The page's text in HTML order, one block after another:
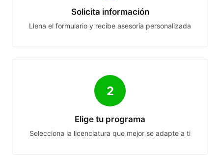
Solicita información
Llena el formulario y recibe asesoría personalizada
2
Elige tu programa
Selecciona la licenciatura que mejor se adapte a ti